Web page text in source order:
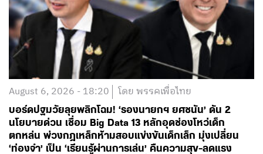
August 6, 2026 - 18:20 โดย พรรคเพื่อไทย
บอร์ดปฐมวัยลุยพลิกโฉม! ‘รองนายกฯ ยศชนัน’ ดัน 2
นโยบายด่วน เชื่อม Big Data 13 หลักอุดช่องโหว่เด็ก
ตกหล่น พ่วงกฎเหล็กห้ามสอบแข่งขันเด็กเล็ก มุ่งเปลี่ยน
‘ท่องจำ’ เป็น ‘เรียนรู้ผ่านการเล่น’ คืนความสุข-ลดแรง